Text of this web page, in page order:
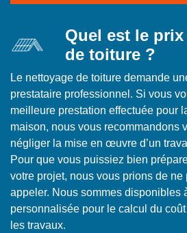
Quel est le
de toiture ?
Le nettoyage de toiture demande
prestataire professionnel. Si vous
meilleure prestation effectuée pour
maison, nous vous recommandons
négliger la mise en œuvre d’un
Pour que vous puissiez bien
votre projet, nous vous prions de ne
appeler. Nous sommes disponibles
personnalisée pour le calcul du
les travaux.